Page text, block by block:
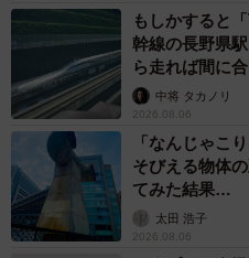
れないよな…？」と煽ると、
えが返ってきます。
「プロポーズの言葉が”ない”
これには、ひかりさんも「
て！私はそれを一生根に持つ
めてきた（？）本音をぶつけ
もしかすると
幹線の長野県
ら走れば間に
係が反響
中将 タカノリ
2026.08.06
「なんじゃこ
そびえる物体
てみた結果…
太田 浩子
2026.08.06